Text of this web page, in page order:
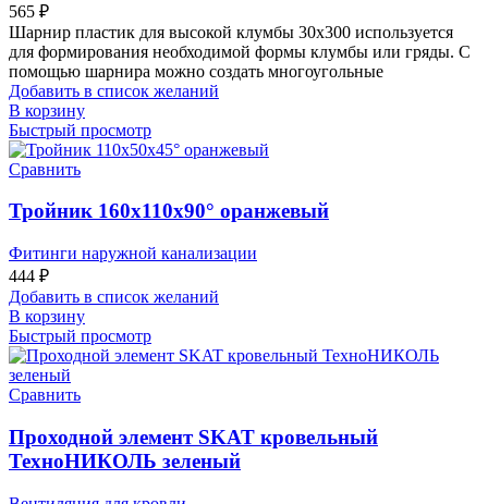
565 ₽
Шарнир пластик для высокой клумбы 30х300 используется
для формирования необходимой формы клумбы или гряды. С
помощью шарнира можно создать многоугольные
Добавить в список желаний
В корзину
Быстрый просмотр
Сравнить
Тройник 160х110х90° оранжевый
Фитинги наружной канализации
444 ₽
Добавить в список желаний
В корзину
Быстрый просмотр
Сравнить
Проходной элемент SKAT кровельный
ТехноНИКОЛЬ зеленый